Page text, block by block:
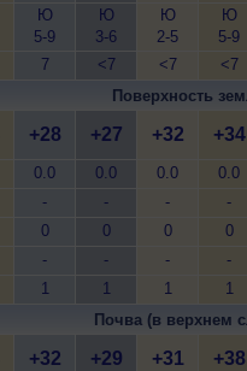
Ю
5-9
7
Ю
3-6
<7
Ю
2-5
<7
Ю
5-9
<7
Поверхность
+28
0.0
-
0
-
1
+27
0.0
-
0
-
1
+32
0.0
-
0
-
1
+34
0.0
-
0
-
1
Почва (в верхнем
+32 +29 +31 +38